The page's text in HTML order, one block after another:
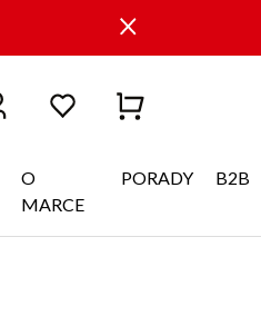
O
MARCE
PORADY B2B